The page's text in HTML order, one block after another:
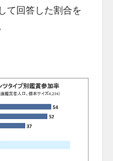
て回答した割合を